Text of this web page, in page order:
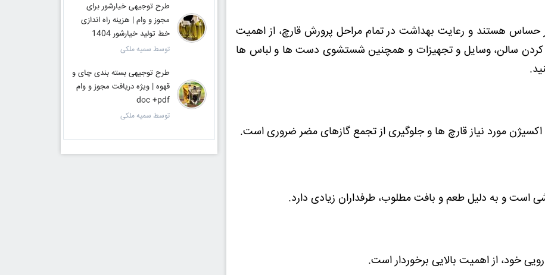
حساس هستند و رعایت بهداشت در تمام مراحل پرورش قارچ، از اهمیت
کردن سالن، وسایل و تجهیزات و همچنین شستشوی دست ها و لباس ها
مورد نیاز قارچ ها و جلوگیری از تجمع گازهای مضر ضروری است.
است و به دلیل طعم و بافت مطلوب، طرفداران زیادی دارد.
خود، از اهمیت بالایی برخوردار است.
طرح توجیهی خیارشور برای
مجوز و وام | هزینه راه اندازی
خط تولید خیارشور 1404
توسط سمیه ملکی
طرح توجیهی بسته بندی چای و
قهوه | ویژه دریافت مجوز و وام
doc +pdf
توسط سمیه ملکی